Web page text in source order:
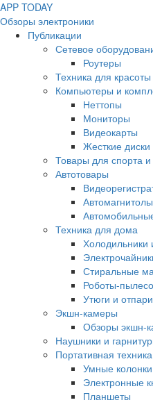
APP TODAY
Обзоры электроники
Публикации
Сетевое
Роутеры
Техника для
Компьютеры и
Неттопы
Мониторы
Видеокарты
Жесткие диски
Товары для спорта
Автотовары
Автомагнитолы
Техника для дома
Холодильники
Стиральные
Роботы-
Утюги и
Экшн-камеры
Обзоры экшн-
Наушники и
Портативная техника
Умные колонки
Электронные
Планшеты